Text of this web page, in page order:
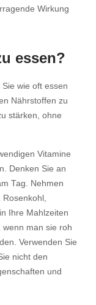
Wirkung
essen?
wie oft essen
Nährstoffen zu
stärken, ohne
Vitamine
Denken Sie an
Tag. Nehmen
Rosenkohl,
Ihre Mahlzeiten
man sie roh
Verwenden Sie
nicht den
und